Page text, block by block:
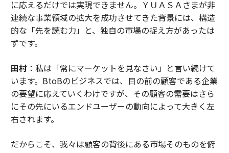
に応えるだけでは実現できません。ＹＵＡＳＡさまが非
連続な事業領域の拡大を成功させてきた背景には、構造
的な「先を読む力」と、独自の市場の捉え方があったは
ずです。
田村：私は「常にマーケットを見なさい」と言い続けて
います。BtoBのビジネスでは、目の前の顧客である企業
の要望に応えていくわけですが、その顧客の需要はさら
にその先にいるエンドユーザーの動向によって大きく左
右されます。
だからこそ、我々は顧客の背後にある市場そのものを俯